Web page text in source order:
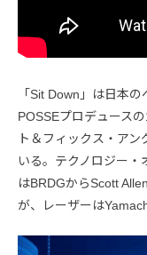
「Sit Down」は日本
POSSEプロデュース
ト＆フィックス・ア
いる。テクノロジー・
はBRDGからScott
が、レーザーは